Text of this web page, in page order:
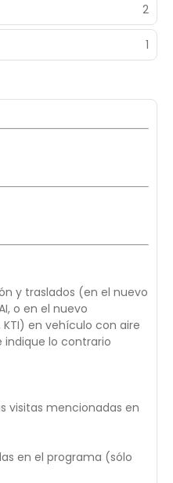
2
1
y traslados (en el nuevo
o en el nuevo
en vehículo con aire
indique lo contrario
visitas mencionadas en
en el programa (sólo